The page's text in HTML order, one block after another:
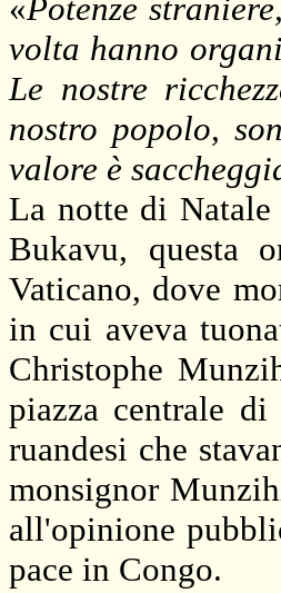
«Potenze
volta hanno
Le nostre
nostro popolo,
valore è
La notte di Natale
Bukavu, questa
Vaticano, dove
in cui aveva
Christophe
piazza centrale
ruandesi che
monsignor
all'opinione
pace in Congo.